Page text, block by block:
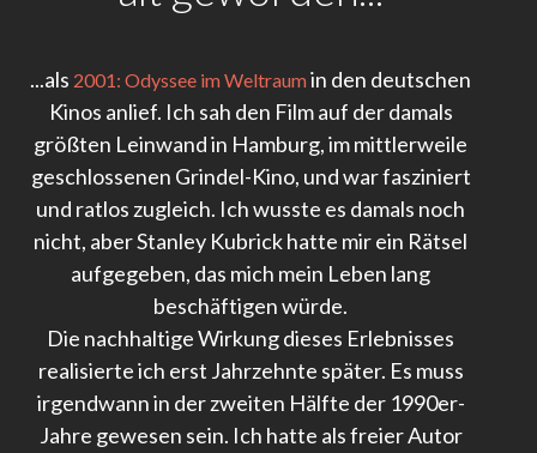
...als 2001: Odyssee im Weltraumin den deutschen
Kinos anlief. Ich sah den Film auf der damals
größten Leinwand in Hamburg, im mittlerweile
geschlossenen Grindel-Kino, und war fasziniert
und ratlos zugleich. Ich wusste es damals noch
nicht, aber Stanley Kubrick hatte mir ein Rätsel
aufgegeben, das mich mein Leben lang
beschäftigen würde.
Die nachhaltige Wirkung dieses Erlebnisses
realisierte ich erst Jahrzehnte später. Es muss
irgendwann in der zweiten Hälfte der 1990er-
Jahre gewesen sein. Ich hatte als freier Autor